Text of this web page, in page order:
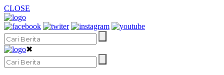
CLOSE
✖